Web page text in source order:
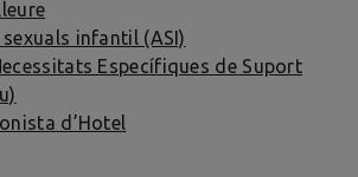
infantil (ASI)
Específiques de Suport
d’Hotel